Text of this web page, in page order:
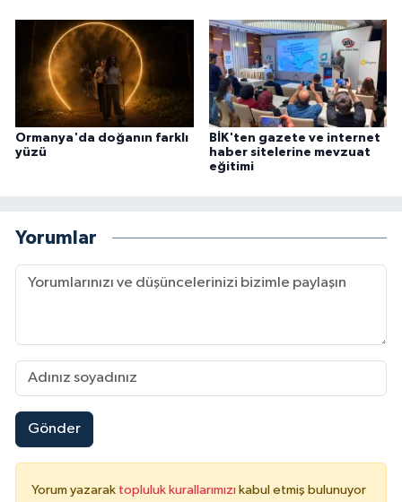
Ormanya'da doğanın farklı
yüzü
BİK'ten gazete ve internet
haber sitelerine mevzuat
eğitimi
Yorumlar
Gönder
Yorum yazarak topluluk kurallarımızı kabul etmiş bulunuyor